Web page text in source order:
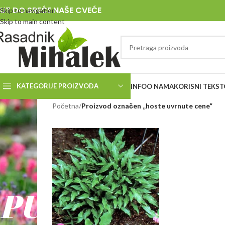
Skip to navigation
Skip to main content
DO SREĆE NAŠE CVEĆE
KATEGORIJE PROIZVODA INFOO NAMAKORISNI
RASADNIK
MIHALEK
PUT
Početna/Proizvod označen „hoste uvrnute cene“